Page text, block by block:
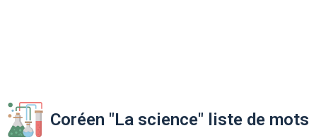
Coréen "La science" liste de mots